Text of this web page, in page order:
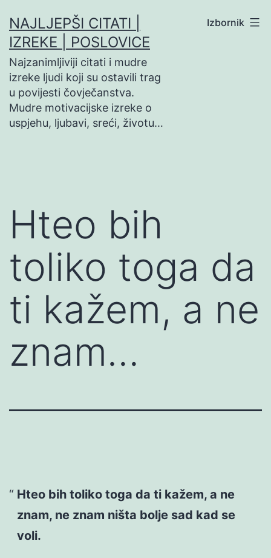
na
sadržaj
NAJLJEPŠI CITATI |
IZREKE | POSLOVICE
Najzanimljiviji citati i mudre
izreke ljudi koji su ostavili trag
u povijesti čovječanstva.
Mudre motivacijske izreke o
uspjehu, ljubavi, sreći, životu…
Izbornik
Hteo bih
toliko toga da
ti kažem, a ne
znam…
Hteo bih toliko toga da ti kažem, a ne
znam, ne znam ništa bolje sad kad se
voli.